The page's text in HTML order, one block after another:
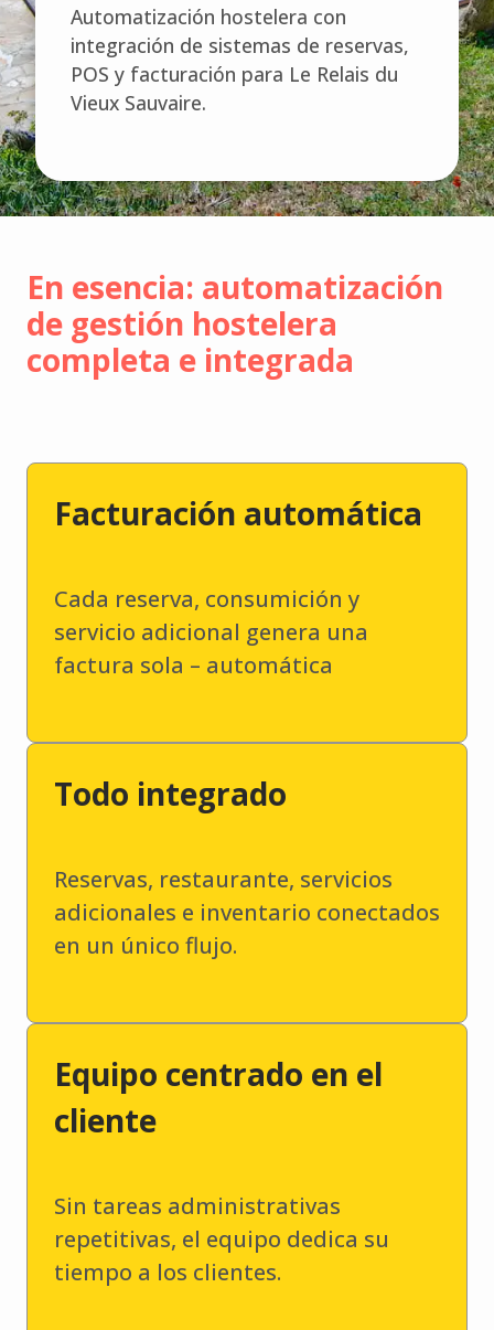
Automatización hostelera con
integración de sistemas de reservas,
POS y facturación para Le Relais du
Vieux Sauvaire.
En esencia: automatización
de gestión hostelera
completa e integrada
Facturación automática
Cada reserva, consumición y
servicio adicional genera una
factura sola – automática
Todo integrado
Reservas, restaurante, servicios
adicionales e inventario conectados
en un único flujo.
Equipo centrado en el
cliente
Sin tareas administrativas
repetitivas, el equipo dedica su
tiempo a los clientes.